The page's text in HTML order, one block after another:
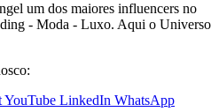
um dos maiores influencers no
- Moda - Luxo. Aqui o Universo
YouTube LinkedIn WhatsApp